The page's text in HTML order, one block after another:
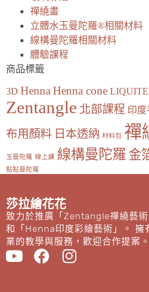
禪繞畫
立體水玉曼陀羅®相關材料
線構曼陀羅相關材料
體驗課程
商品標籤
3D Henna Henna cone
Zentangle 北部課程 印度
布用顏料 日本透納 材料包 禪
玉曼陀羅 線上課 線構曼陀羅 金
點點曼陀羅
莎拉繪花花
致力於推廣「Zentangle禪繞藝術
和「Henna印度彩繪藝術」。 擁
業的教學與服務，歡迎合作提案。